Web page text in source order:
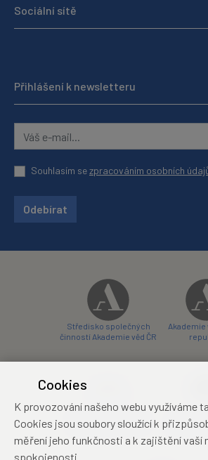
Sociální sítě
Přihlášení k newsletteru
Souhlasím sezpracováním osobních
Odebírat
Středisko společných
činností Akademie věd ČR
Akademie
konferenční centrum
Zámecký
Cookies
K provozování našeho webu využíváme
Cookies jsou soubory sloužící k
měření jeho funkčnosti a k zajištění vaší
spokojenosti.